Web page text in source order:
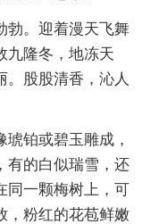
勃。迎着漫天飞舞
九隆冬，地冻天
。股股清香，沁人
铂或碧玉雕成，
有的白似瑞雪，还
同一颗梅树上，可
，粉红的花苞鲜嫩